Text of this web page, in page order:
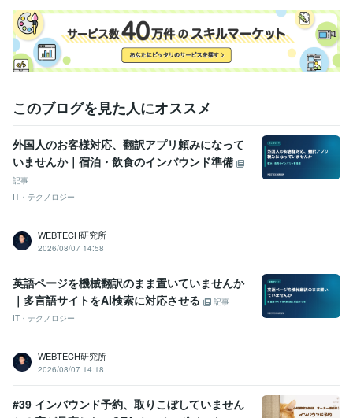
このブログを見た人にオススメ
外国人のお客様対応、翻訳アプリ頼みになって
いませんか｜宿泊・飲食のインバウンド準備
記事
IT・テクノロジー
WEBTECH研究所
2026/08/07 14:58
英語ページを機械翻訳のまま置いていませんか
｜多言語サイトをAI検索に対応させる
記事
IT・テクノロジー
WEBTECH研究所
2026/08/07 14:18
#39 インバウンド予約、取りこぼしていません